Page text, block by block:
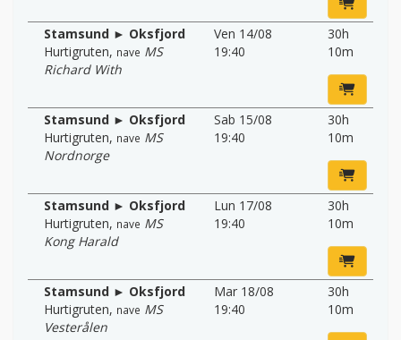
Stamsund ► Oksfjord
Hurtigruten, nave MS
Richard With
Ven 14/08
19:40
30h
10m
Stamsund ► Oksfjord
Hurtigruten, nave MS
Nordnorge
Sab 15/08
19:40
30h
10m
Stamsund ► Oksfjord
Hurtigruten, nave MS
Kong Harald
Lun 17/08
19:40
30h
10m
Stamsund ► Oksfjord
Hurtigruten, nave MS
Vesterålen
Mar 18/08
19:40
30h
10m